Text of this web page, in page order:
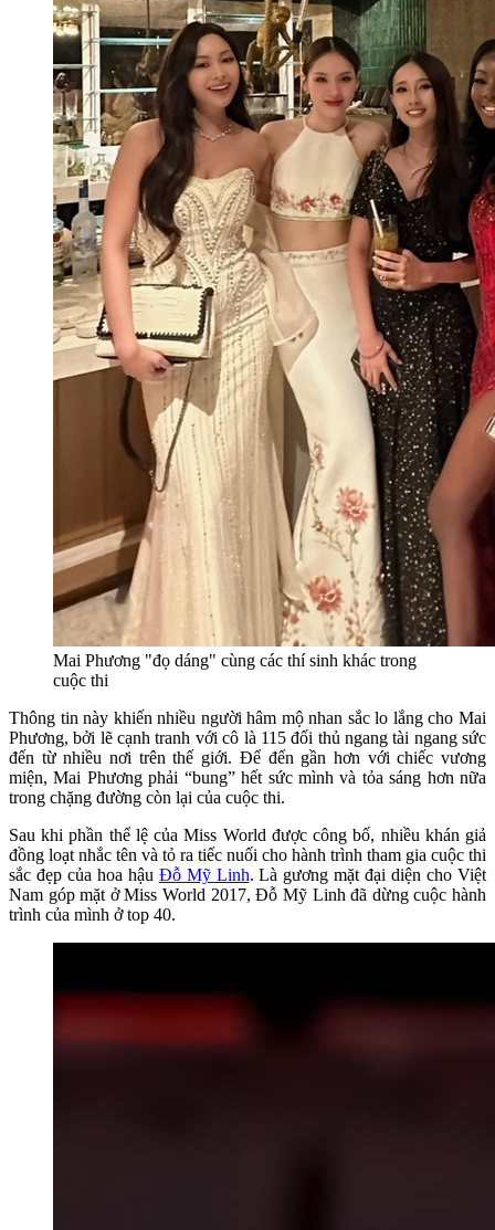
Mai Phương "đọ dáng" cùng các thí sinh khác trong
cuộc thi
Thông tin này khiến nhiều người hâm mộ nhan sắc lo lắng cho Mai
Phương, bởi lẽ cạnh tranh với cô là 115 đối thủ ngang tài ngang sức
đến từ nhiều nơi trên thế giới. Để đến gần hơn với chiếc vương
miện, Mai Phương phải “bung” hết sức mình và tỏa sáng hơn nữa
trong chặng đường còn lại của cuộc thi.
Sau khi phần thể lệ của Miss World được công bố, nhiều khán giả
đồng loạt nhắc tên và tỏ ra tiếc nuối cho hành trình tham gia cuộc thi
sắc đẹp của hoa hậu Đỗ Mỹ Linh. Là gương mặt đại diện cho Việt
Nam góp mặt ở Miss World 2017, Đỗ Mỹ Linh đã dừng cuộc hành
trình của mình ở top 40.